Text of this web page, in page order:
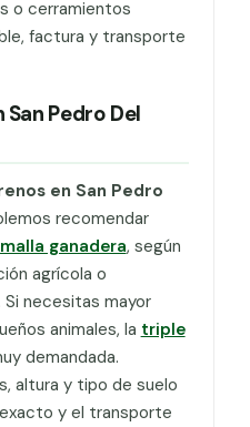
o cerramientos
factura y transporte
Pedro Del
en San Pedro
recomendar
malla ganadera, según
agrícola o
necesitas mayor
animales, la triple
demandada.
altura y tipo de suelo
y el transporte